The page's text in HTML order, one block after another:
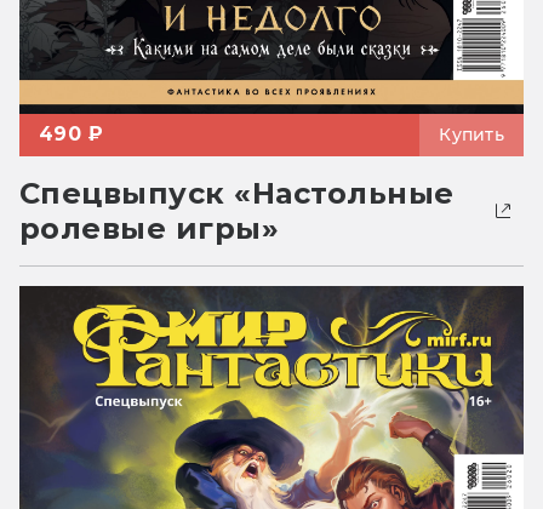
490 ₽ Купить
Спецвыпуск «Настольные
ролевые игры»